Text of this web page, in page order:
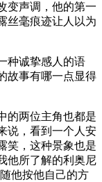
变声调，他的第一
丝毫痕迹让人以为
种诚挚感人的语
故事有哪一点显得
的两位主角也都是
说，看到一个人安
笑，这种景象也是
他所了解的利奥尼
他按他自己的方